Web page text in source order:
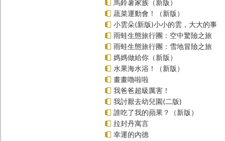
馬鈴薯家族（新版）
蔬菜運動會！（新版）
小雲朵(新版)小小的雲，大大的事
雨蛙生態旅行團：空中驚險之旅
雨蛙生態旅行團：雪地冒險之旅
媽媽做給你（新版）
水果海水浴！（新版）
畫畫嚕啦啦
我爸爸超級厲害！
我討厭去幼兒園(二版)
誰吃了我的蘋果？（新版）
拉封丹寓言
幸運的內德